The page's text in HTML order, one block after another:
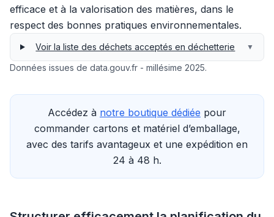
efficace et à la valorisation des matières, dans le
respect des bonnes pratiques environnementales.
Voir la liste des déchets acceptés en déchetterie ▼
Données issues de data.gouv.fr - millésime 2025.
Accédez à notre boutique dédiée pour
commander cartons et matériel d’emballage,
avec des tarifs avantageux et une expédition en
24 à 48 h.